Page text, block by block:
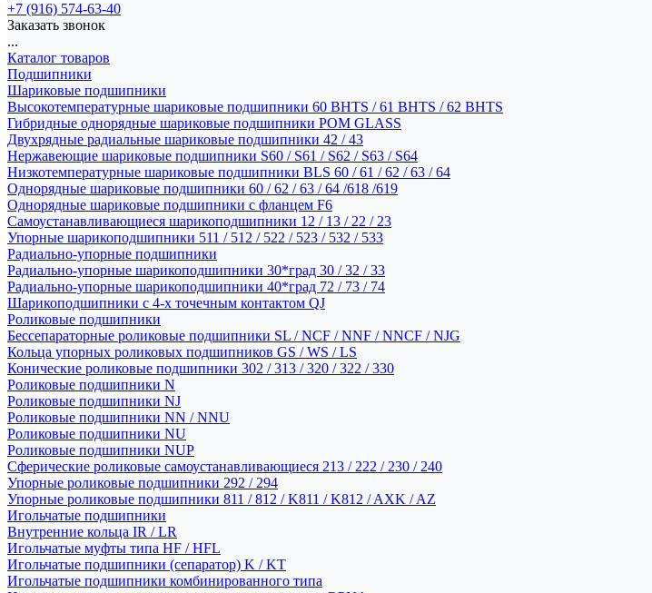
+7 (916) 574-63-40
Заказать звонок
...
Каталог товаров
Подшипники
Шариковые подшипники
Высокотемпературные шариковые подшипники 60 BHTS / 61 BHTS / 62 BHTS
Гибридные однорядные шариковые подшипники POM GLASS
Двухрядные радиальные шариковые подшипники 42 / 43
Нержавеющие шариковые подшипники S60 / S61 / S62 / S63 / S64
Низкотемпературные шариковые подшипники BLS 60 / 61 / 62 / 63 / 64
Однорядные шариковые подшипники 60 / 62 / 63 / 64 /618 /619
Однорядные шариковые подшипники с фланцем F6
Самоустанавливающиеся шарикоподшипники 12 / 13 / 22 / 23
Упорные шарикоподшипники 511 / 512 / 522 / 523 / 532 / 533
Радиально-упорные подшипники
Радиально-упорные шарикоподшипники 30*град 30 / 32 / 33
Радиально-упорные шарикоподшипники 40*град 72 / 73 / 74
Шарикоподшипники с 4-х точечным контактом QJ
Роликовые подшипники
Бессепараторные роликовые подшипники SL / NCF / NNF / NNCF / NJG
Кольца упорных роликовых подшипников GS / WS / LS
Конические роликовые подшипники 302 / 313 / 320 / 322 / 330
Роликовые подшипники N
Роликовые подшипники NJ
Роликовые подшипники NN / NNU
Роликовые подшипники NU
Роликовые подшипники NUP
Сферические роликовые самоустанавливающиеся 213 / 222 / 230 / 240
Упорные роликовые подшипники 292 / 294
Упорные роликовые подшипники 811 / 812 / K811 / K812 / AXK / AZ
Игольчатые подшипники
Внутренние кольца IR / LR
Игольчатые муфты типа HF / HFL
Игольчатые подшипники (сепаратор) K / KT
Игольчатые подшипники комбинированного типа